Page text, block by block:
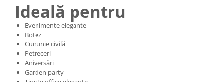
Ideală pentru
Evenimente elegante
Botez
Cununie civilă
Petreceri
Aniversări
Garden party